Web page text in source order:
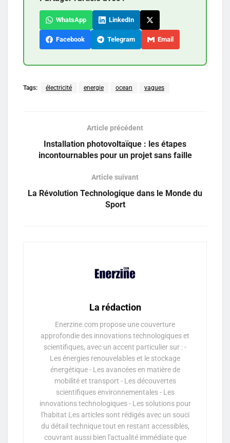
WhatsApp LinkedIn
Facebook Telegram Email
Tags: électricité energie ocean vagues
Article précédent
Installation photovoltaïque : les étapes
incontournables pour un projet sans faille
Article suivant
La Révolution Technologique dans le Monde du
Sport
La rédaction
Enerzine.com propose une couverture
approfondie des innovations technologiques et
scientifiques, avec un accent particulier sur : -
Les énergies renouvelables et le stockage
énergétique - Les avancées en matière de
mobilité et transport - Les découvertes
scientifiques environnementales - Les
innovations technologiques - Les solutions pour
l'habitat Les articles sont rédigés avec un souci
du détail technique tout en restant accessibles,
couvrant aussi bien l'actualité immédiate que